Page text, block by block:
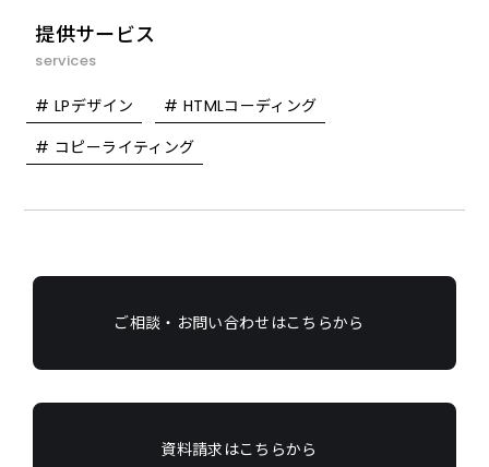
提供サービス
services
# LPデザイン
# HTMLコーディング
# コピーライティング
ご相談・お問い合わせはこちらから
資料請求はこちらから